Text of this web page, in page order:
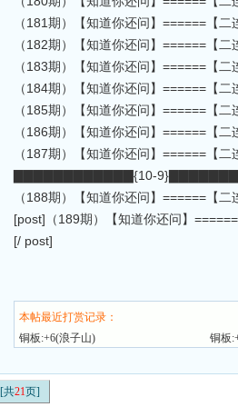
（181期）【知道你还问】======【
（182期）【知道你还问】======【
（183期）【知道你还问】======【
（184期）【知道你还问】======【
（185期）【知道你还问】======【
（186期）【知道你还问】======【
（187期）【知道你还问】======【
▇▇▇▇▇▇▇▇▇▇▇▇{10-
（188期）【知道你还问】======【
[post]（189期）【知道你还问】
[/ post]
本帖最近打赏记录：
铜板:+6(浪子山)
铜板
[共21页]